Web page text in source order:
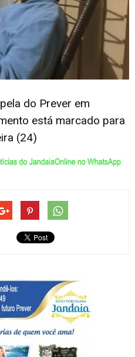
do Prever em
está marcado para
(24)